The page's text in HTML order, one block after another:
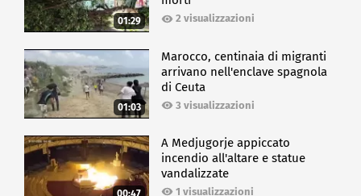
01:29 2 visualizzazioni
01:03
Marocco, centinaia di migranti
arrivano nell'enclave spagnola
di Ceuta
3 visualizzazioni
A Medjugorje appiccato
incendio all'altare e statue
vandalizzate
1 visualizzazioni